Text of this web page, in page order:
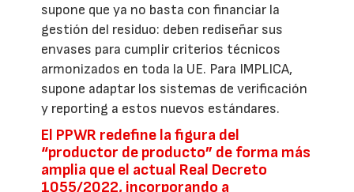
supone que ya no basta con financiar la
gestión del residuo: deben rediseñar sus
envases para cumplir criterios técnicos
armonizados en toda la UE. Para IMPLICA,
supone adaptar los sistemas de verificación
y reporting a estos nuevos estándares.
El PPWR redefine la figura del
“productor de producto” de forma más
amplia que el actual Real Decreto
1055/2022, incorporando a